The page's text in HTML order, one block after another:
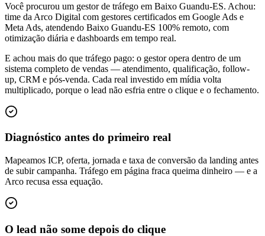
Você procurou um gestor de tráfego em Baixo Guandu-ES. Achou:
time da Arco Digital com gestores certificados em Google Ads e
Meta Ads, atendendo Baixo Guandu-ES 100% remoto, com
otimização diária e dashboards em tempo real.
E achou mais do que tráfego pago: o gestor opera dentro de um
sistema completo de vendas — atendimento, qualificação, follow-
up, CRM e pós-venda. Cada real investido em mídia volta
multiplicado, porque o lead não esfria entre o clique e o fechamento.
Diagnóstico antes do primeiro real
Mapeamos ICP, oferta, jornada e taxa de conversão da landing antes
de subir campanha. Tráfego em página fraca queima dinheiro — e a
Arco recusa essa equação.
O lead não some depois do clique